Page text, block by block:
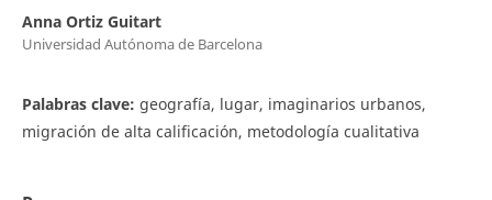
Anna Ortiz Guitart
Universidad Autónoma de Barcelona
Palabras clave: geografía, lugar, imaginarios urbanos,
migración de alta calificación, metodología cualitativa